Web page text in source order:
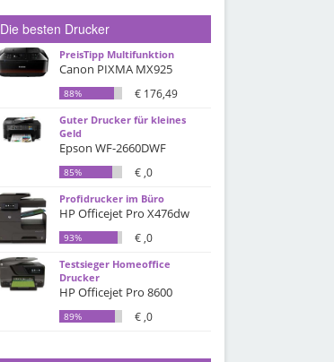
Die besten Drucker
PreisTipp Multifunktion
Canon PIXMA MX925
88% € 176,49
Guter Drucker für kleines
Geld
Epson WF-2660DWF
85% € ,0
Profidrucker im Büro
HP Officejet Pro X476dw
93% € ,0
Testsieger Homeoffice
Drucker
HP Officejet Pro 8600
89% € ,0